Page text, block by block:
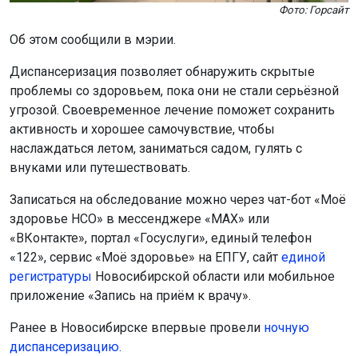
Фото: Горсайт
Об этом сообщили в мэрии.
Диспансеризация позволяет обнаружить скрытые
проблемы со здоровьем, пока они не стали серьёзной
угрозой. Своевременное лечение поможет сохранить
активность и хорошее самочувствие, чтобы
наслаждаться летом, заниматься садом, гулять с
внуками или путешествовать.
Записаться на обследование можно через чат-бот «Моё
здоровье НСО» в мессенджере «MAX» или
«ВКонтакте», портал «Госуслуги», единый телефон
«122», сервис «Моё здоровье» на ЕПГУ, сайт единой
регистратуры Новосибирской области или мобильное
приложение «Запись на приём к врачу».
Ранее в Новосибирске впервые провели ночную
диспансеризацию.